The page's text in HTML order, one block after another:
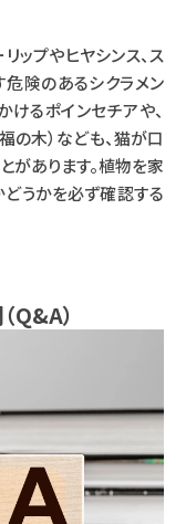
プやヒヤシンス、ス
危険のあるシクラメン
けるポインセチアや、
の木）なども、猫が口
があります。植物を家
どうかを必ず確認する
Q&A）